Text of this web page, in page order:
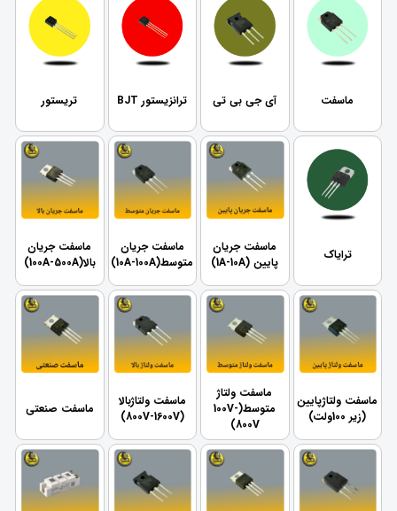
ماسفت آی جی بی تی ترانزیستور BJT تریستور
ترایاک
ماسفت جریان
پایین (1A-10A)
ماسفت جریان
متوسط(10A-100A)
ماسفت جریان
بالا(100A-500A)
ماسفت ولتاژپایین
(زیر 100ولت)
ماسفت ولتاژ
متوسط(100V-
800V)
ماسفت ولتاژبالا
(800V-1600V)
ماسفت صنعتی